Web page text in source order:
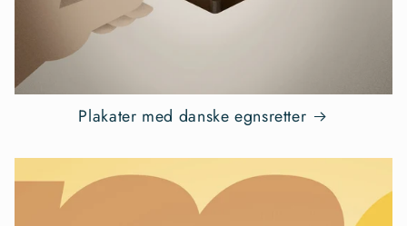
Plakater med danske egnsretter